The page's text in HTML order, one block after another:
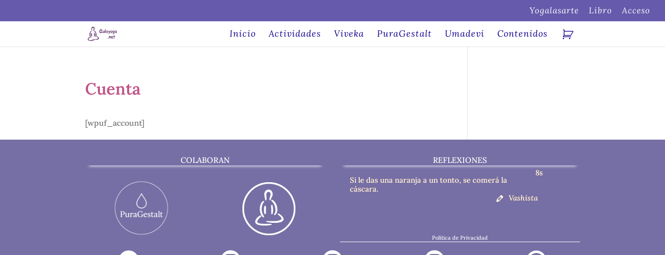
Yogalasarte Libro Acceso
Inicio Actividades Viveka PuraGestalt Umadevi Contenidos
Cuenta
[wpuf_account]
COLABORAN REFLEXIONES
8s
Si le das una naranja a un tonto, se comerá la
cáscara.
Vashista
Política de Privacidad